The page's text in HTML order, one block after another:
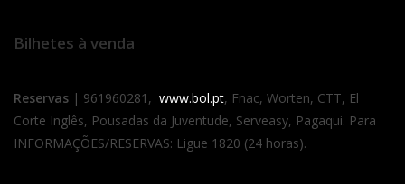
Bilhetes à venda
Reservas | 961960281, www.bol.pt, Fnac, Worten, CTT, El
Corte Inglês, Pousadas da Juventude, Serveasy, Pagaqui. Para
INFORMAÇÕES/RESERVAS: Ligue 1820 (24 horas).